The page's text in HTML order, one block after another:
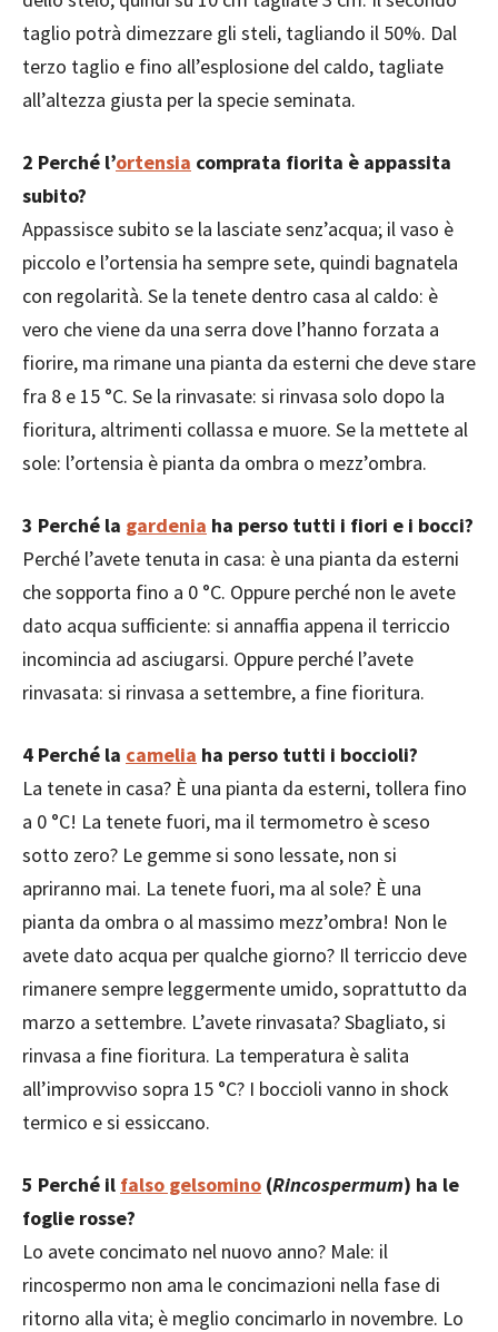
taglio potrà dimezzare gli steli, tagliando il 50%. Dal
terzo taglio e fino all’esplosione del caldo, tagliate
all’altezza giusta per la specie seminata.
2 Perché l’ortensia comprata fiorita è appassita
subito?
Appassisce subito se la lasciate senz’acqua; il vaso è
piccolo e l’ortensia ha sempre sete, quindi bagnatela
con regolarità. Se la tenete dentro casa al caldo: è
vero che viene da una serra dove l’hanno forzata a
fiorire, ma rimane una pianta da esterni che deve stare
fra 8 e 15 °C. Se la rinvasate: si rinvasa solo dopo la
fioritura, altrimenti collassa e muore. Se la mettete al
sole: l’ortensia è pianta da ombra o mezz’ombra.
3 Perché la gardenia ha perso tutti i fiori e i bocci?
Perché l’avete tenuta in casa: è una pianta da esterni
che sopporta fino a 0 °C. Oppure perché non le avete
dato acqua sufficiente: si annaffia appena il terriccio
incomincia ad asciugarsi. Oppure perché l’avete
rinvasata: si rinvasa a settembre, a fine fioritura.
4 Perché la camelia ha perso tutti i boccioli?
La tenete in casa? È una pianta da esterni, tollera fino
a 0 °C! La tenete fuori, ma il termometro è sceso
sotto zero? Le gemme si sono lessate, non si
apriranno mai. La tenete fuori, ma al sole? È una
pianta da ombra o al massimo mezz’ombra! Non le
avete dato acqua per qualche giorno? Il terriccio deve
rimanere sempre leggermente umido, soprattutto da
marzo a settembre. L’avete rinvasata? Sbagliato, si
rinvasa a fine fioritura. La temperatura è salita
all’improvviso sopra 15 °C? I boccioli vanno in shock
termico e si essiccano.
5 Perché il falso gelsomino (Rincospermum) ha le
foglie rosse?
Lo avete concimato nel nuovo anno? Male: il
rincospermo non ama le concimazioni nella fase di
ritorno alla vita; è meglio concimarlo in novembre. Lo